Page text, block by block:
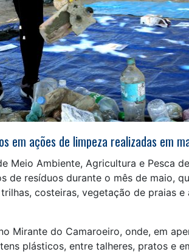
em ações de limpeza realizadas em
Meio Ambiente, Agricultura e Pesca de
de resíduos durante o mês de maio,
costeiras, vegetação de praias e
Mirante do Camaroeiro, onde, em
plásticos, entre talheres, pratos e